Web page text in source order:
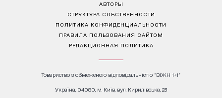
АВТОРЫ
СТРУКТУРА СОБСТВЕННОСТИ
ПОЛИТИКА КОНФИДЕНЦИАЛЬНОСТИ
ПРАВИЛА ПОЛЬЗОВАНИЯ САЙТОМ
РЕДАКЦИОННАЯ ПОЛИТИКА
Товариство з обмеженою відповідальністю "ВІЖН 1+1"
Україна, 04080, м. Київ, вул. Кирилівська, 23